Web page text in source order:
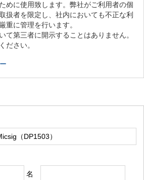
めに使用致します。弊社がご利用者の個
扱者を限定し、社内においても不正な利
重に管理を行います。
て第三者に開示することはありません。
ださい。
名